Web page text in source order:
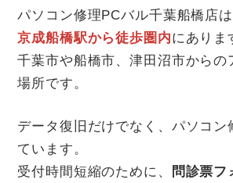
パソコン修理PCバル千葉船橋店は
京成船橋駅から徒歩圏内にありま
千葉市や船橋市、津田沼市からの
場所です。
データ復旧だけでなく、パソコン
ています。
受付時間短縮のために、
問診票フ